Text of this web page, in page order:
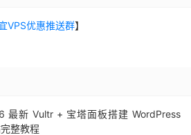
VPS优惠推送群】
最新 Vultr + 宝塔面板搭建 WordPress
整教程